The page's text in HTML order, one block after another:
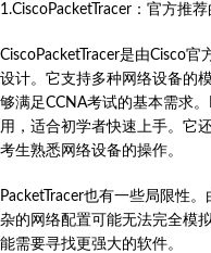
1.CiscoPacketTracer：官方推
CiscoPacketTracer是由Cisco
设计。它支持多种网络设备的
够满足CCNA考试的基本需求
用，适合初学者快速上手。它
考生熟悉网络设备的操作。
PacketTracer也有一些局限性
杂的网络配置可能无法完全模
能需要寻找更强大的软件。